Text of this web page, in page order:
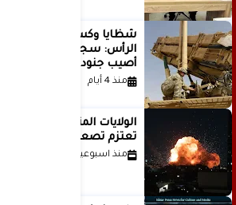
شظايا وكسور في العظام
الرأس: سجلات جديدة
أصيب جنود أمريكيون في
منذ 4 أيام
الولايات المتحدة أبلغت
تعتزم تصعيد هجماتها على
منذ اسبوعين